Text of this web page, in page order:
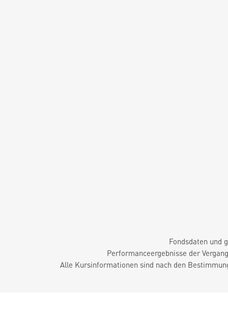
Fondsdaten und
Performanceergebnisse der
Alle Kursinformationen sind nach den